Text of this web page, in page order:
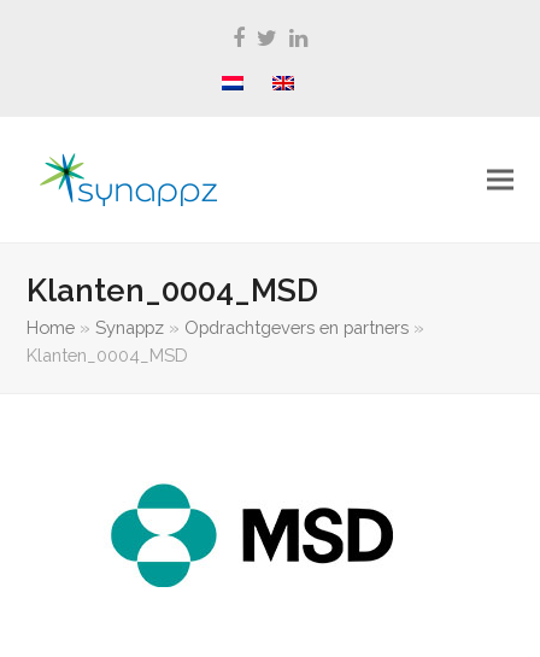
Facebook
TwitterLinkedIn
Klanten_0004_MSD
Home »Synappz » Opdrachtgevers en partners »
Klanten_0004_MSD